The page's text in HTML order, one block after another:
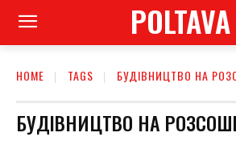
POLTAVA
HOME TAGS БУДІВНИЦТВО НА
БУДІВНИЦТВО НА